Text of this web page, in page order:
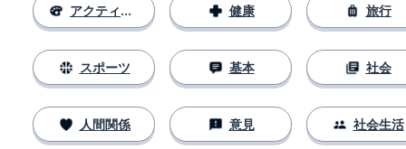
アクティビティ
スポーツ
人間関係
健康
基本
意見
旅行
社会
社会生活